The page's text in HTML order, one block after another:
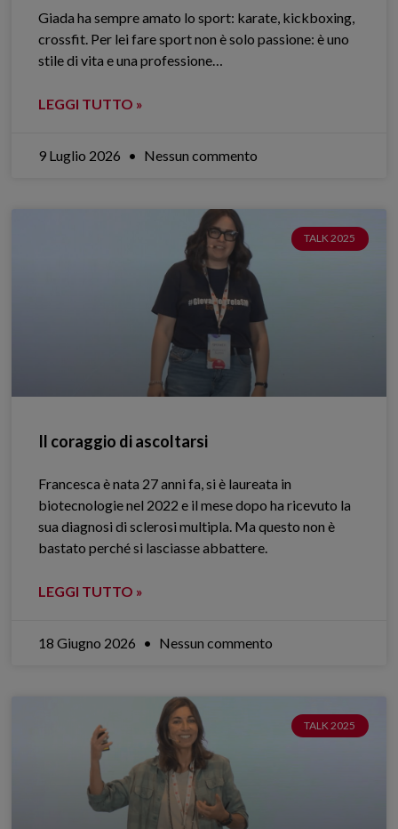
Giada ha sempre amato lo sport: karate, kickboxing,
crossfit. Per lei fare sport non è solo passione: è uno
stile di vita e una professione…
LEGGI TUTTO »
9 Luglio 2026 Nessun commento
TALK 2025
Il coraggio di ascoltarsi
Francesca è nata 27 anni fa, si è laureata in
biotecnologie nel 2022 e il mese dopo ha ricevuto la
sua diagnosi di sclerosi multipla. Ma questo non è
bastato perché si lasciasse abbattere.
LEGGI TUTTO »
18 Giugno 2026 Nessun commento
TALK 2025